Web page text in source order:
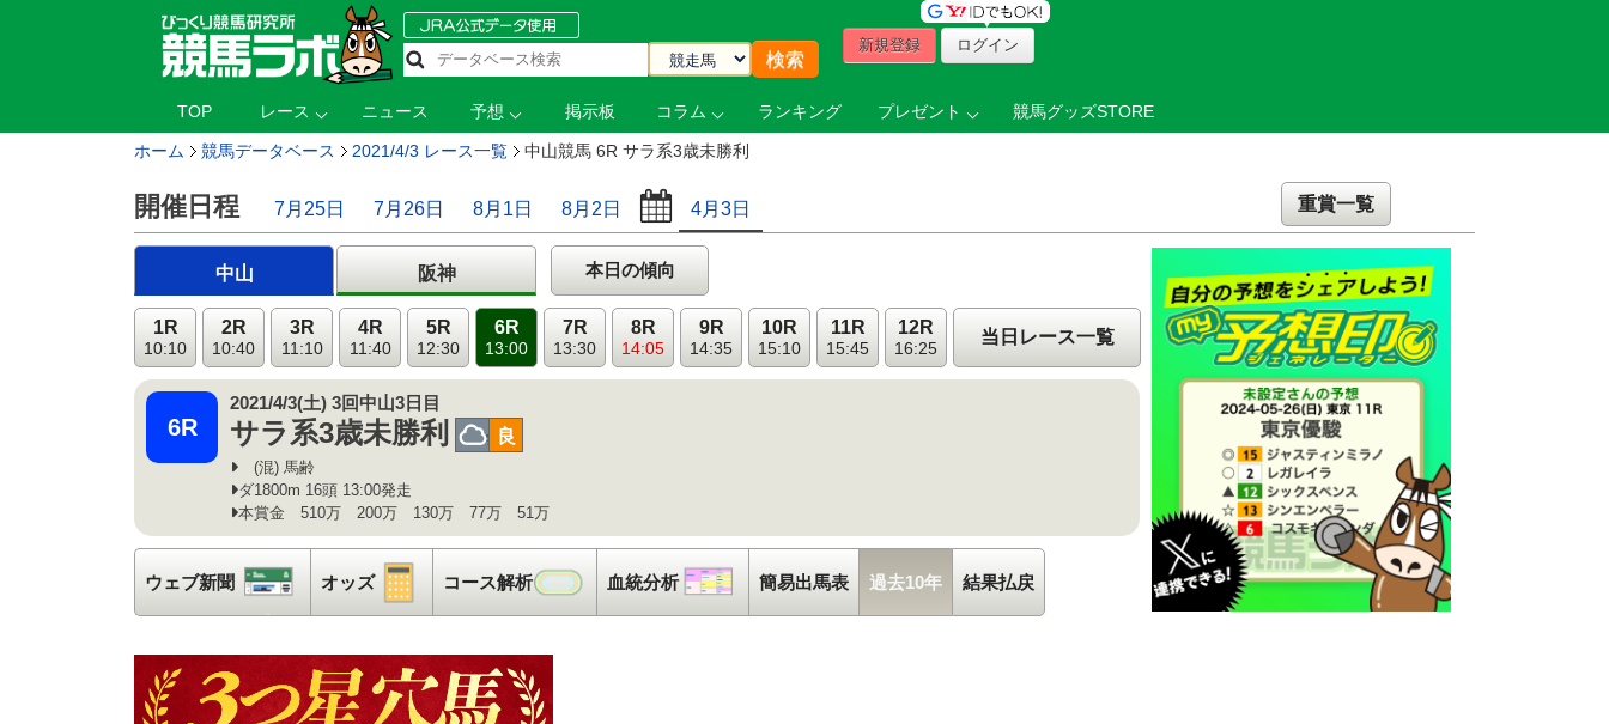
新規登録 ログイン
TOP レース ニュース 予想 掲示板 コラム ランキング プレゼント 競馬グッズSTORE
ホーム 競馬データベース 2021/4/3 レース一覧 中山競馬 6R サラ系3歳未勝利
開催日程 7月25日 7月26日 8月1日 8月2日 4月3日 重賞一覧
中山 阪神 本日の傾向
1R
10:10
2R
10:40
3R
11:10
4R
11:40
5R
12:30
6R
13:00
7R
13:30
8R
14:05
9R
14:35
10R
15:10
11R
15:45
12R
16:25
当日レース一覧
6R
2021/4/3(土) 3回中山3日目
サラ系3歳未勝利 曇良
(混) 馬齢
ダ1800m 16頭 13:00発走
本賞金 510万 200万 130万 77万 51万
ウェブ新聞 ウェブ新聞
オッズ オッズ
コース解析 コース解析
血統分析 血統分析
簡易出馬表 過去10年 結果払戻